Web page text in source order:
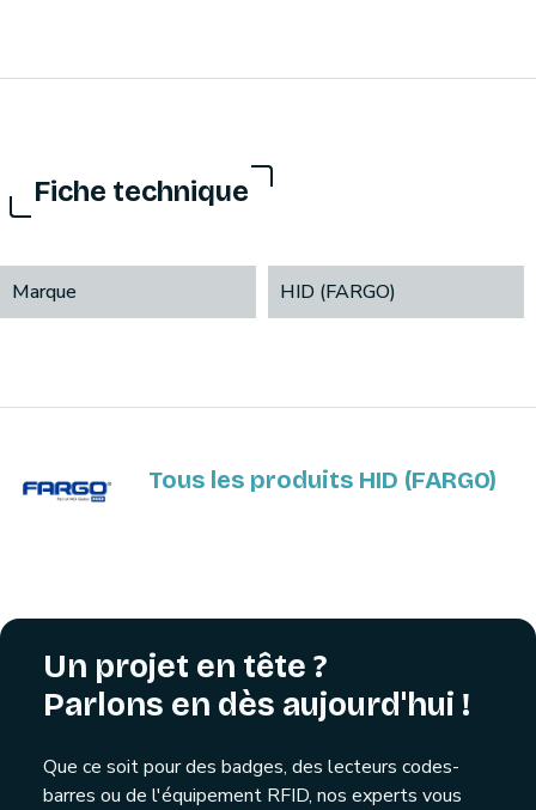
Fiche technique
Marque HID (FARGO)
Tous les produits HID (FARGO)
Un projet en tête ?
Parlons en dès aujourd'hui !
Que ce soit pour des badges, des lecteurs codes-
barres ou de l'équipement RFID, nos experts vous